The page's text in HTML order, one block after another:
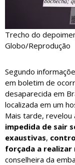
Trecho do
Globo/Reprodução
Segundo
em boletim de
desaparecida em
localizada em um
Mais tarde, revelou
impedida de sair
exaustivas,
forçada a realizar
conselheira da